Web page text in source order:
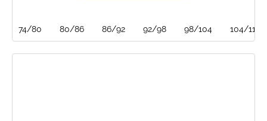
74/80 80/86 86/92 92/98 98/104 104/110